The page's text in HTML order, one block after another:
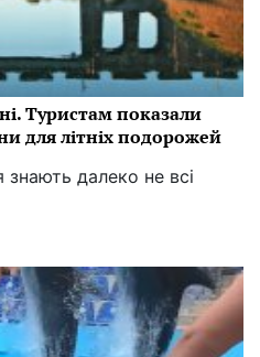
Туристам показали
для літніх подорожей
знають далеко не всі